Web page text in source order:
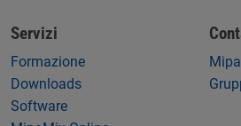
Servizi
Formazione
Downloads
Software